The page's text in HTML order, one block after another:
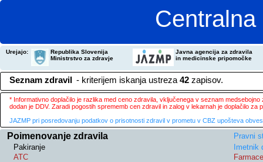
Urejajo:
Republika Slovenija
Ministrstvo za zdravje
Javna agencija za zdravila
in medicinske pripomočke
Seznam zdravil - kriterijem iskanja ustreza 42 zapisov.
* Informativno doplačilo je razlika med ceno zdravila, vključenega v seznam
dodan je DDV. Zaradi pogostih sprememb cen zdravil in zalog v lekarnah je doplačilo
JAZMP pri posredovanju podatkov o prisotnosti zdravil v prometu v CBZ upošteva
Poimenovanje zdravila
Pravni
Pakiranje
Imetnik
ATC